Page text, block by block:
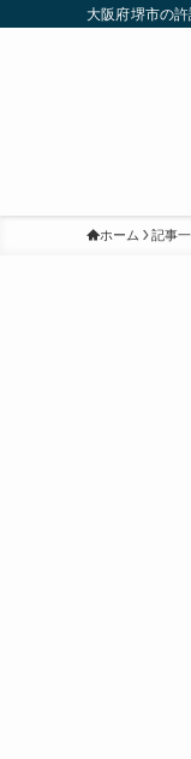
大阪府堺市の
ホーム 記事